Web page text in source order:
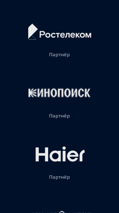
Партнёр
Партнёр
Партнёр